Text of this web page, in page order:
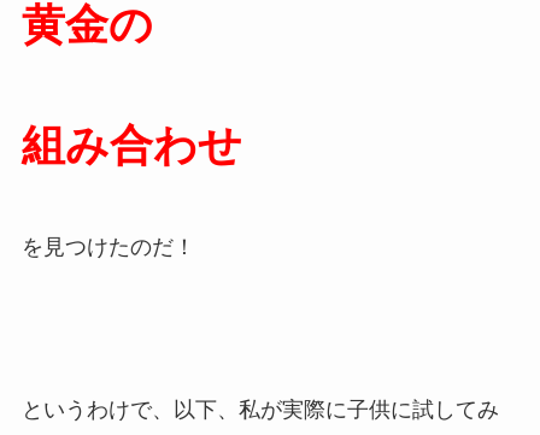
黄金の
組み合わせ
を見つけたのだ！
というわけで、以下、私が実際に子供に試してみ